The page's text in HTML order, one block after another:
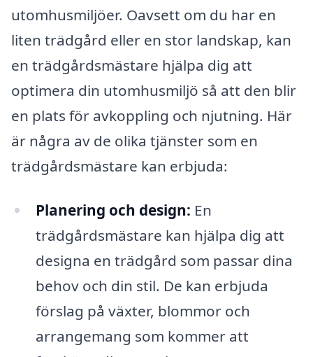
utomhusmiljöer. Oavsett om du har en
liten trädgård eller en stor landskap, kan
en trädgårdsmästare hjälpa dig att
optimera din utomhusmiljö så att den blir
en plats för avkoppling och njutning. Här
är några av de olika tjänster som en
trädgårdsmästare kan erbjuda:
Planering och design: En
trädgårdsmästare kan hjälpa dig att
designa en trädgård som passar dina
behov och din stil. De kan erbjuda
förslag på växter, blommor och
arrangemang som kommer att